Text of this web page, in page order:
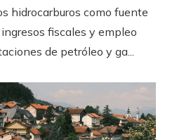
hidrocarburos como fuente
fiscales y empleo
de petróleo y ga...